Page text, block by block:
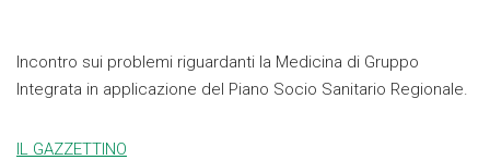
Incontro sui problemi riguardanti la Medicina di Gruppo
Integrata in applicazione del Piano Socio Sanitario Regionale.
IL GAZZETTINO